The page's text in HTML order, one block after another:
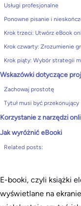
Usługi profesjonalne
Ponowne pisanie i
Krok trzeci: Utwórz eBook
Krok czwarty: Zrozumienie
Krok piąty: Wybór strategii
Wskazówki dotyczące
Zachowaj prostotę
Tytuł musi być przekonujący
Korzystanie z narzędzi
Jak wyróżnić eBooki
Related posts:
E-booki, czyli książki
wyświetlane na